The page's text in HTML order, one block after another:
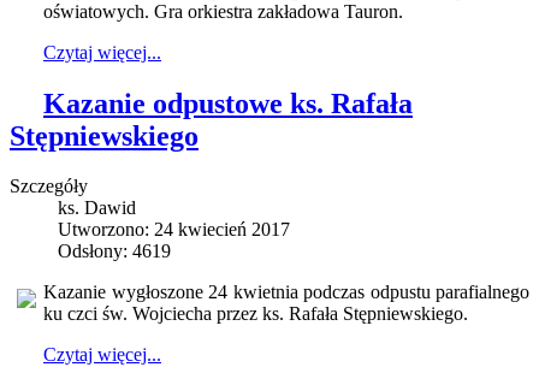
oświatowych. Gra orkiestra zakładowa Tauron.
Czytaj więcej...
Kazanie odpustowe ks. Rafała
Stępniewskiego
Szczegóły
ks. Dawid
Utworzono: 24 kwiecień 2017
Odsłony: 4619
Kazanie wygłoszone 24 kwietnia podczas odpustu parafialnego
ku czci św. Wojciecha przez ks. Rafała Stępniewskiego.
Czytaj więcej...